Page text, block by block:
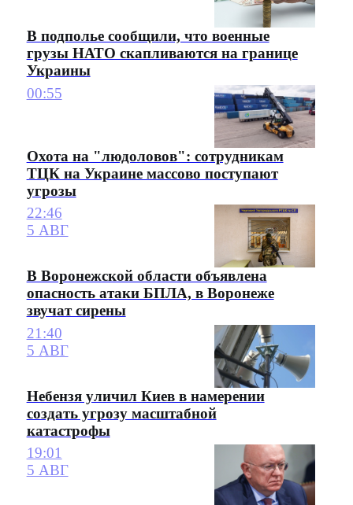
В подполье сообщили, что военные
грузы НАТО скапливаются на границе
Украины
00:55
Охота на "людоловов": сотрудникам
ТЦК на Украине массово поступают
угрозы
22:46
5 АВГ
В Воронежской области объявлена
опасность атаки БПЛА, в Воронеже
звучат сирены
21:40
5 АВГ
Небензя уличил Киев в намерении
создать угрозу масштабной
катастрофы
19:01
5 АВГ